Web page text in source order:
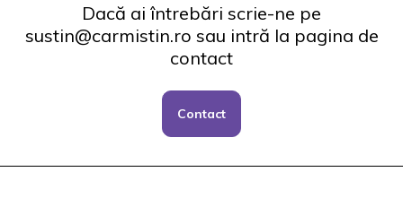
Dacă ai întrebări scrie-ne pe
sustin@carmistin.ro sau intră la pagina de
contact
Contact